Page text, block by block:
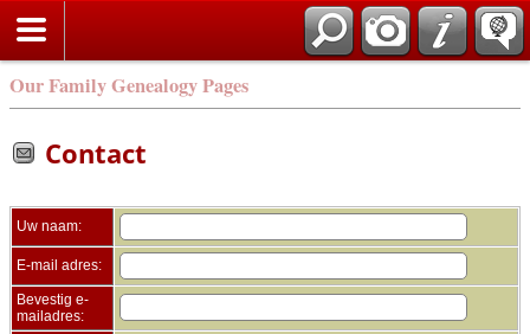
Our Family Genealogy Pages
Contact
Uw naam:
E-mail adres:
Bevestig e-
mailadres: